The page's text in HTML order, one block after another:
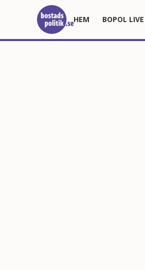
HEM BOPOL LIVE